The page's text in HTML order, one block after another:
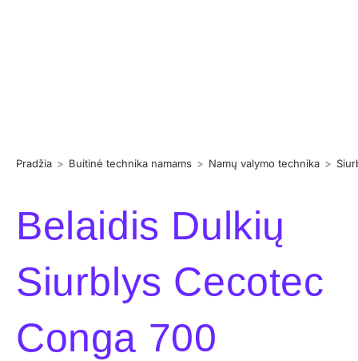
Pradžia > Buitinė technika namams > Namų valymo technika >
Belaidis Dulkių
Siurblys Cecotec
Conga 700